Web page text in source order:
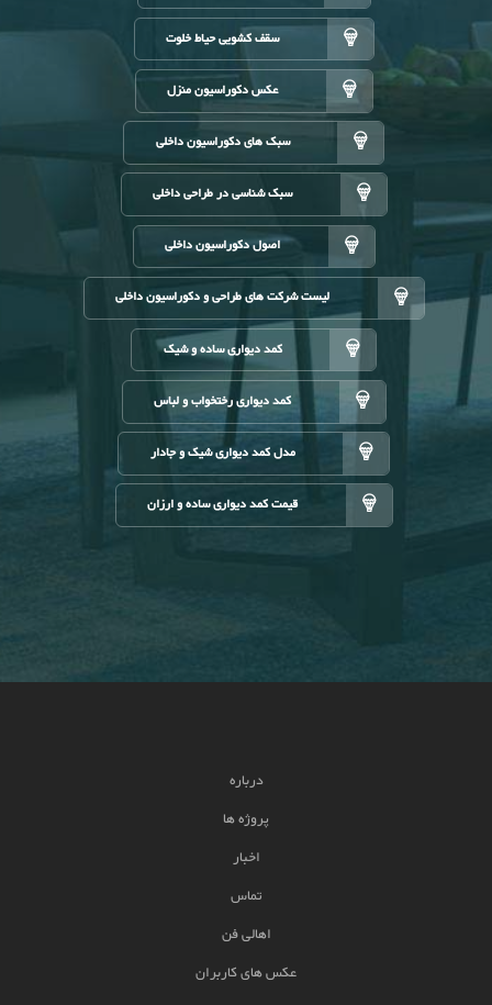
سقف کشویی حیاط خلوت
عکس دکوراسیون منزل
سبک های دکوراسیون داخلی
سبک شناسی در طراحی داخلی
اصول دکوراسیون داخلی
لیست شرکت های طراحی و دکوراسیون داخلی
کمد دیواری ساده و شیک
کمد دیواری رختخواب و لباس
مدل کمد دیواری شیک و جادار
قیمت کمد دیواری ساده و ارزان
درباره
پروژه ها
اخبار
تماس
اهالی فن
عکس های کاربران